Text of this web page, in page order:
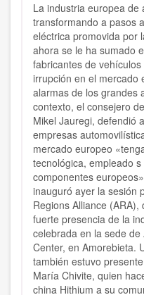
La industria europea de
transformando a pasos
eléctrica promovida por
ahora se le ha sumado
fabricantes de
irrupción en el mercado
alarmas de los grandes
contexto, el consejero
Mikel Jauregi, defendió
empresas
mercado europeo
tecnológica, empleado
componentes
inauguró ayer la sesión
Regions Alliance
fuerte presencia de la
celebrada en la sede
Center, en Amorebieta.
también estuvo
María Chivite, quien
china Hithium a su